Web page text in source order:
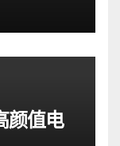
颜值电